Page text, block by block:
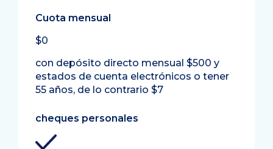
Cuota mensual
$0
con depósito directo mensual $500 y
estados de cuenta electrónicos o tener
55 años, de lo contrario $7
cheques personales